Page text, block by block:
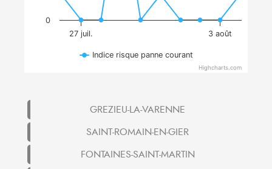
27 juil. 3 août
0
Indice risque panne courant
Highcharts.com
GREZIEU-LA-VARENNE
SAINT-ROMAIN-EN-GIER
FONTAINES-SAINT-MARTIN